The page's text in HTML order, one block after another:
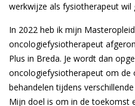
werkwijze als fysiotherapeut wil
In 2022 heb ik mijn
oncologiefysiotherapeut
Plus in Breda. Je wordt dan
oncologiefysiotherapeut om de
behandelen tijdens
Mijn doel is om in de toekomst